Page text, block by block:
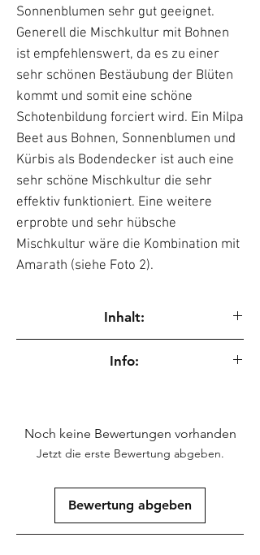
Sonnenblumen sehr gut geeignet.
Generell die Mischkultur mit Bohnen
ist empfehlenswert, da es zu einer
sehr schönen Bestäubung der Blüten
kommt und somit eine schöne
Schotenbildung forciert wird. Ein Milpa
Beet aus Bohnen, Sonnenblumen und
Kürbis als Bodendecker ist auch eine
sehr schöne Mischkultur die sehr
effektiv funktioniert. Eine weitere
erprobte und sehr hübsche
Mischkultur wäre die Kombination mit
Amarath (siehe Foto 2).
Inhalt:
Info:
Noch keine Bewertungen vorhanden
Jetzt die erste Bewertung abgeben.
Bewertung abgeben